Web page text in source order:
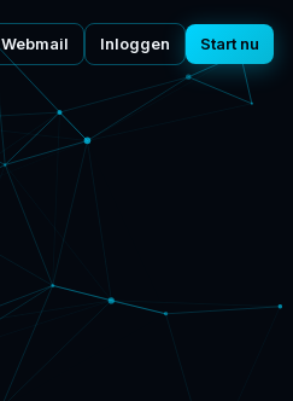
Webmail Inloggen Start nu